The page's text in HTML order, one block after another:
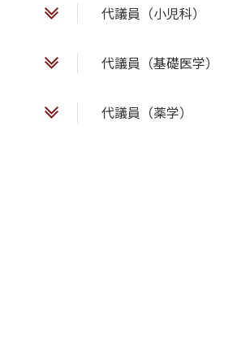
代議員（小児科）
代議員（基礎医学）
代議員（薬学）